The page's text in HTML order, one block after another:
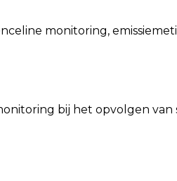
monitoring,
bij het opvolgen van